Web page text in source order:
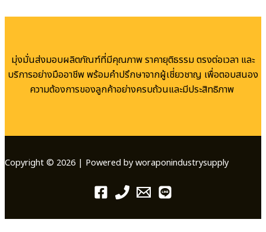
มุ่งมั่นส่งมอบผลิตภัณฑ์ที่มีคุณภาพ ราคายุติธรรม ตรงต่อเวลา และ
บริการอย่างมืออาชีพ พร้อมคำปรึกษาจากผู้เชี่ยวชาญ เพื่อตอบสนอง
ความต้องการของลูกค้าอย่างครบถ้วนและมีประสิทธิภาพ
Copyright © 2026 | Powered by woraponindustrysupply